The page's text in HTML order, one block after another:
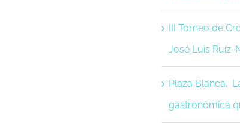
III Torneo de
José Luis Ruíz-
Plaza Blanca.
gastronómica